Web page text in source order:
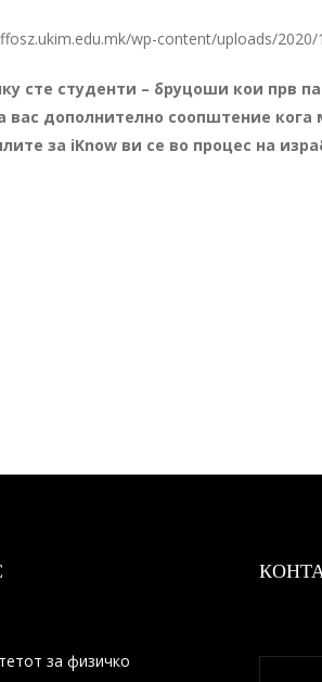
wp-content/uploads/
сте студенти – бруцоши кои прв
вас дополнително соопштение
за iKnow ви се во процес на
за физичко